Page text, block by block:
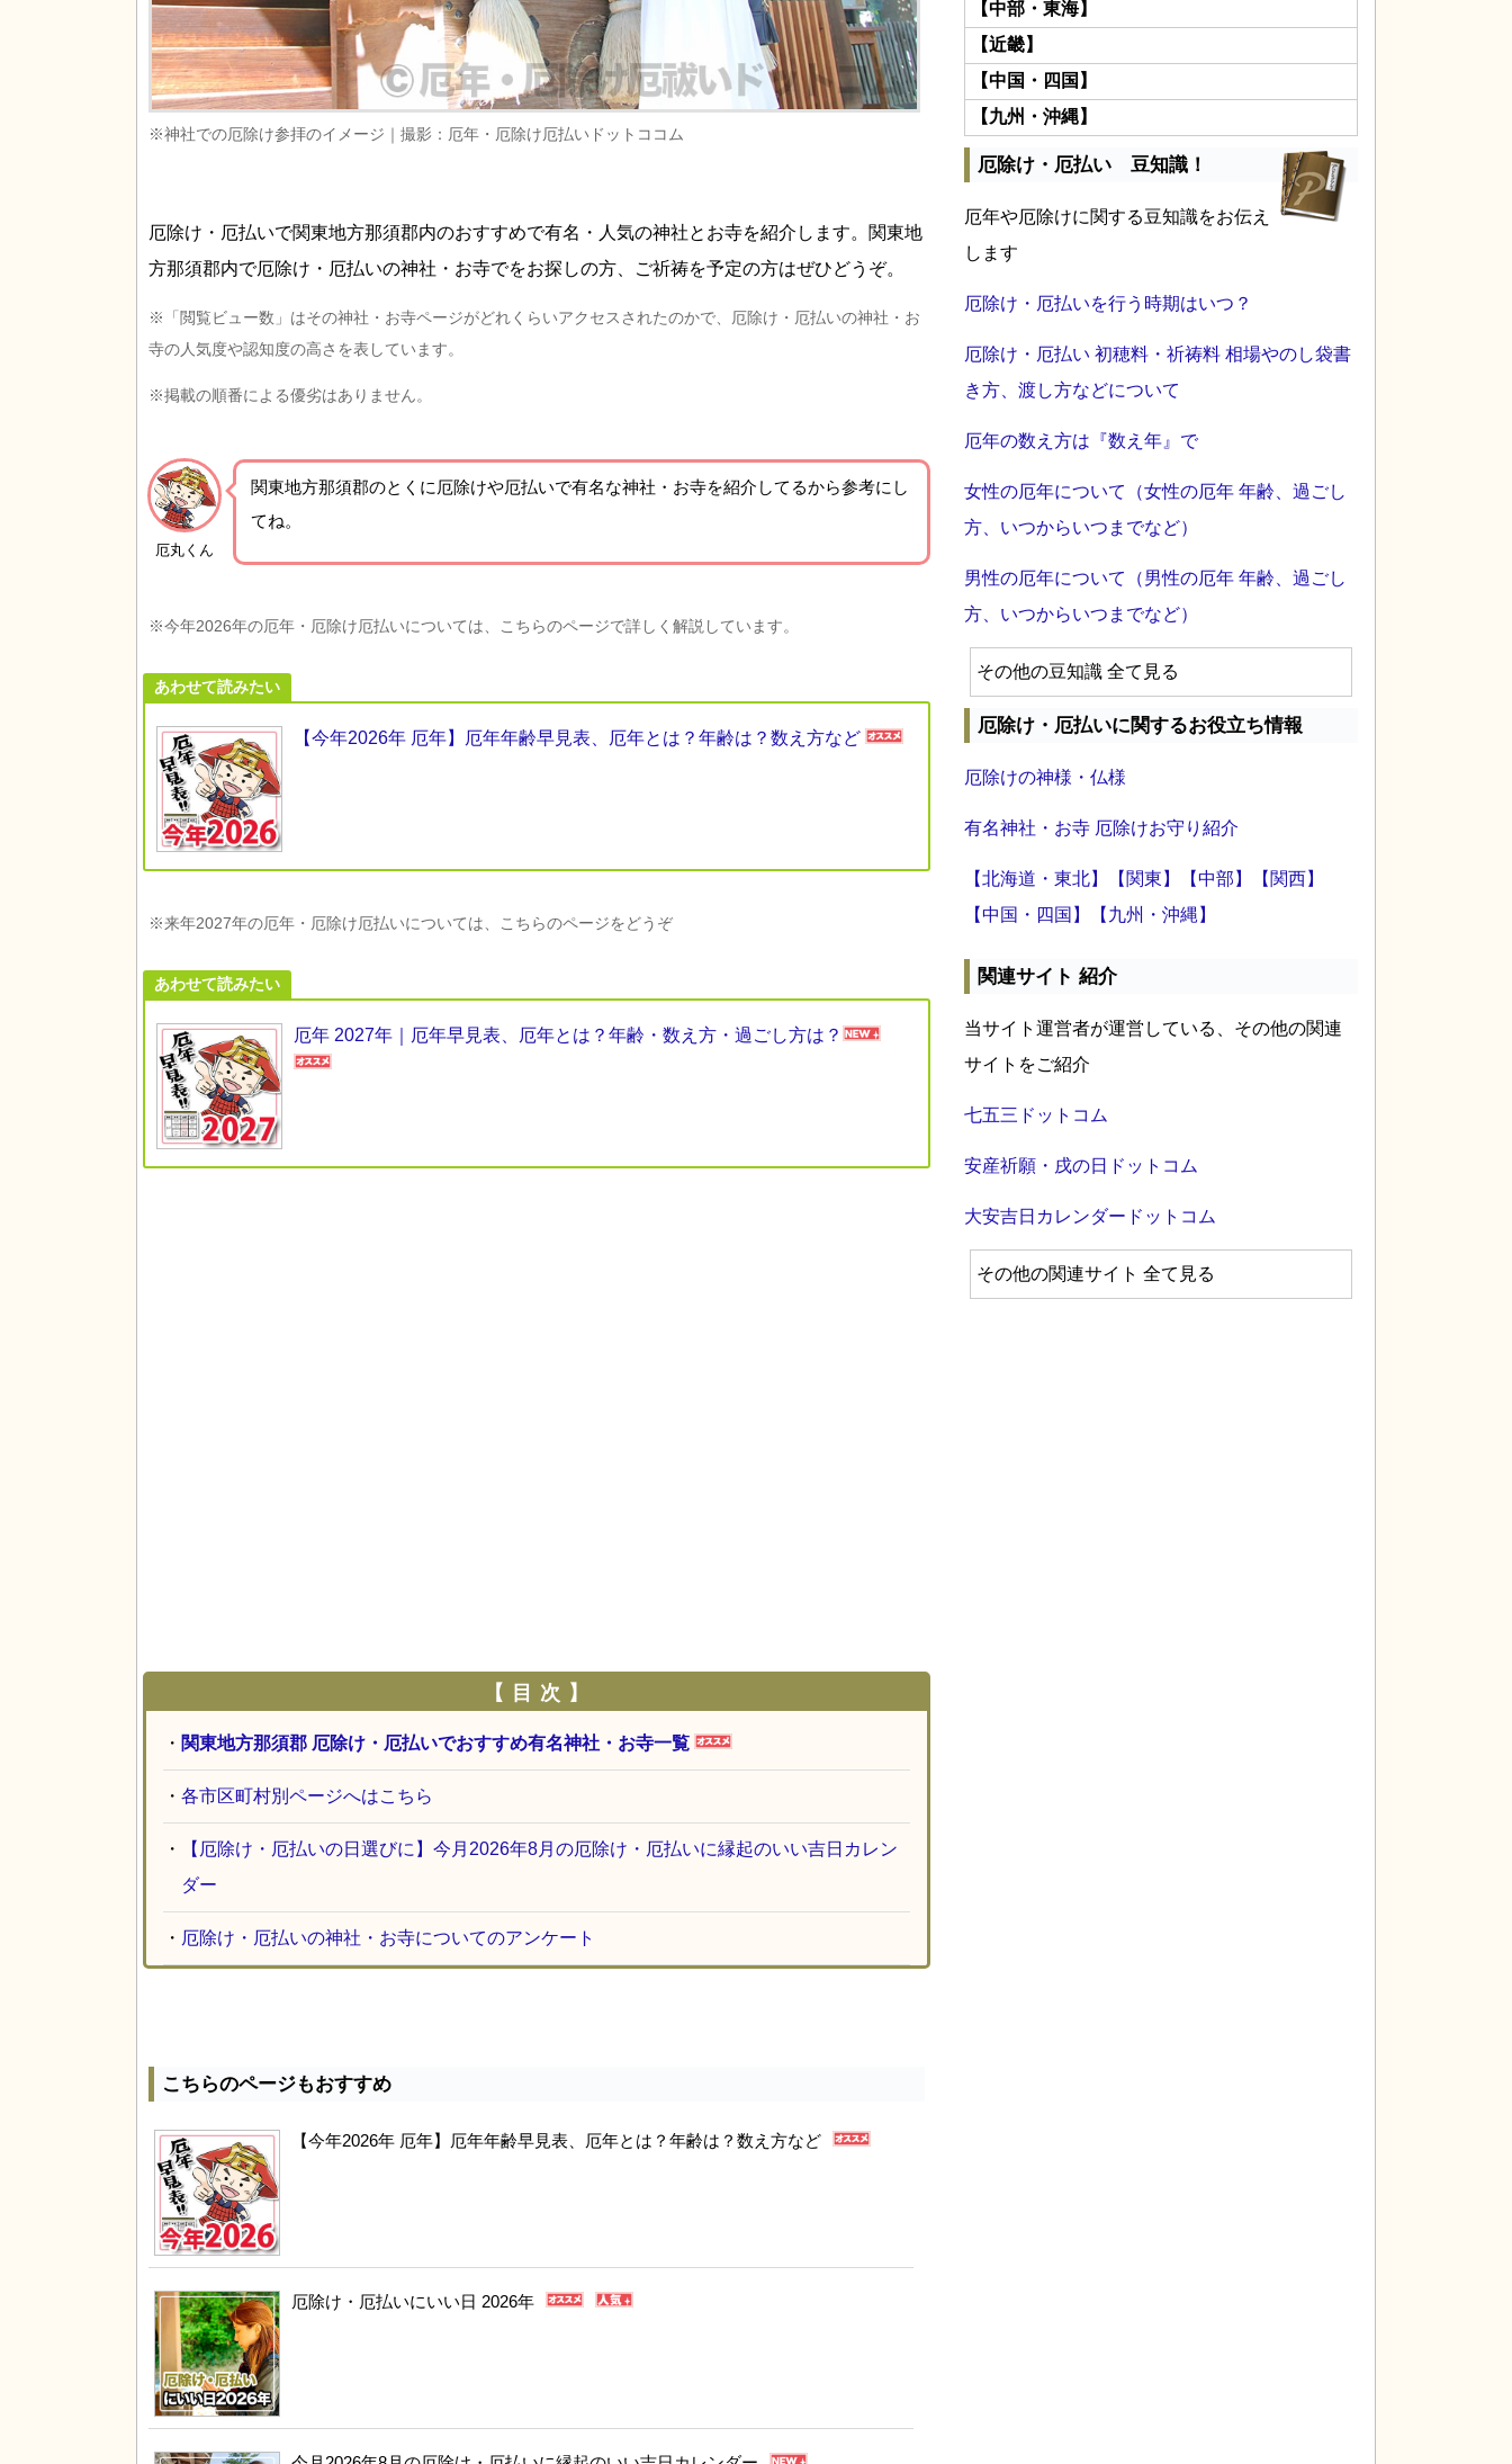
※神社での厄除け参拝のイメージ｜撮影：厄年・厄除け厄払いドットココム
厄除け・厄払いで関東地方那須郡内のおすすめで有名・人気の神社とお寺を紹介します。関東地
方那須郡内で厄除け・厄払いの神社・お寺でをお探しの方、ご祈祷を予定の方はぜひどうぞ。
※「閲覧ビュー数」はその神社・お寺ページがどれくらいアクセスされたのかで、厄除け・厄払いの神社・お
寺の人気度や認知度の高さを表しています。
※掲載の順番による優劣はありません。
厄丸くん
関東地方那須郡のとくに厄除けや厄払いで有名な神社・お寺を紹介 してるから参考にし
てね。
※今年2026年の厄年・厄除け厄払いについては、こちらのページで詳しく解説しています。
あわせて読みたい
【今年2026年 厄年】厄年年齢早見表、厄年とは？年齢は？数え方など
※来年2027年の厄年・厄除け厄払いについては、こちらのページをどうぞ
あわせて読みたい
厄年 2027年｜厄年早見表、厄年とは？年齢・数え方・過ごし方は？
【 目 次 】
・ 関東地方那須郡 厄除け・厄払いでおすすめ有名神社・お寺一覧
・ 各市区町村別ページへはこちら
・
【厄除け・厄払いの日選びに】今月2026年8月の厄除け・厄払いに縁起のいい吉日カレン
ダー
・ 厄除け・厄払いの神社・お寺についてのアンケート
こちらのページもおすすめ
【今年2026年 厄年】厄年年齢早見表、厄年とは？年齢は？数え方など
厄除け・厄払いにいい日 2026年
【中部・東海】
【近畿】
【中国・四国】
【九州・沖縄】
厄除け・厄払い 豆知識！
厄年や厄除けに関する豆知識をお伝え
します
厄除け・厄払いを行う時期はいつ？
厄除け・厄払い 初穂料・祈祷料 相場やのし袋書
き方、渡し方などについて
厄年の数え方は『数え年』で
女性の厄年について（女性の厄年 年齢、過ごし
方、いつからいつまでなど）
男性の厄年について（男性の厄年 年齢、過ごし
方、いつからいつまでなど）
その他の豆知識 全て見る
厄除け・厄払いに関するお役立ち情報
厄除けの神様・仏様
有名神社・お寺 厄除けお守り紹介
【北海道・東北】 【関東】 【中部】
【関西】
【中国・四国】
【九州・沖縄】
関連サイト 紹介
当サイト運営者が運営している、その他の関連
サイトをご紹介
七五三ドットコム
安産祈願・戌の日ドットコム
大安吉日カレンダードットコム
その他の関連サイト 全て見る